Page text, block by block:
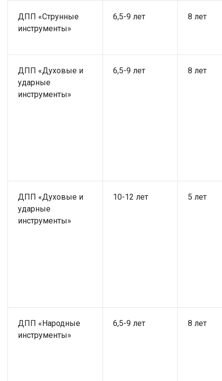
ДПП «Струнные
инструменты»
6,5-9 лет 8 лет
ДПП «Духовые и
ударные
инструменты»
6,5-9 лет 8 лет
ДПП «Духовые и
ударные
инструменты»
10-12 лет 5 лет
ДПП «Народные
инструменты»
6,5-9 лет 8 лет